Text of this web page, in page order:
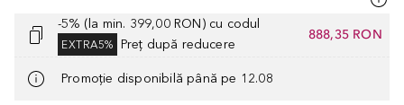
-5% (la min. 399,00 RON) cu codul
EXTRA5% Preț după reducere
888,35 RON
Promoție disponibilă până pe 12.08